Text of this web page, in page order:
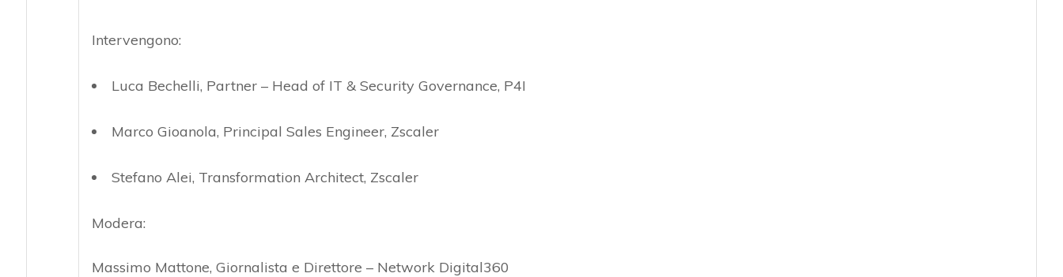
Intervengono:
Luca Bechelli, Partner – Head of IT & Security Governance, P4I
Marco Gioanola, Principal Sales Engineer, Zscaler
Stefano Alei, Transformation Architect, Zscaler
Modera:
Massimo Mattone, Giornalista e Direttore – Network Digital360